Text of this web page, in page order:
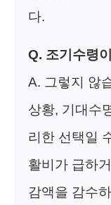
다.
Q. 조기수령
A. 그렇지 않
상황, 기대수
리한 선택일
활비가 급하
감액을 감수